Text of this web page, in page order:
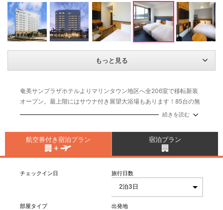
もっと見る
奄美サンプラザホテルよりマリンタウン地区へ全206室で移転新装
オープン。最上階にはサウナ付き展望大浴場もあります！85台の無
料駐車場も完備。全室加湿機能付空気清浄機やWi-Fi完備だけでな
続きを読む
航空券付き宿泊プラン 宿泊プラン
チェックイン日 旅行日数
部屋タイプ 出発地